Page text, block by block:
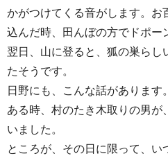
かがつけてくる音がします。お
込んだ時、田んぼの方でドポー
翌日、山に登ると、狐の巣らし
たそうです。
日野にも、こんな話があります。
ある時、村のたき木取りの男が
いました。
ところが、その日に限って、い